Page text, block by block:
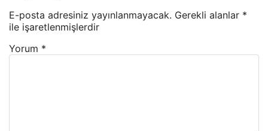
E-posta adresiniz yayınlanmayacak. Gerekli alanlar *
ile işaretlenmişlerdir
Yorum *